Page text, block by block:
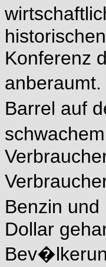
Konferenz
Barrel auf
Benzin
Dollar